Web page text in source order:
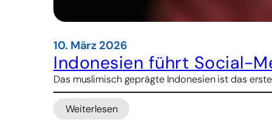
10. März 2026
Indonesien führt Social-
Das muslimisch geprägte Indonesien ist das
Weiterlesen
: